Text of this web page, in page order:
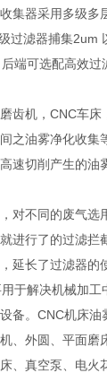
集器采用多级多
过滤器捕集2um
端可选配高效过
齿机，CNC车床
之油雾净化收集
速切削产生的
对不同的废气选
进行了的过滤拦
延长了过滤器的
于解决机械加工
备。CNC机床油
、外圆、平面磨
、真空泵、电火